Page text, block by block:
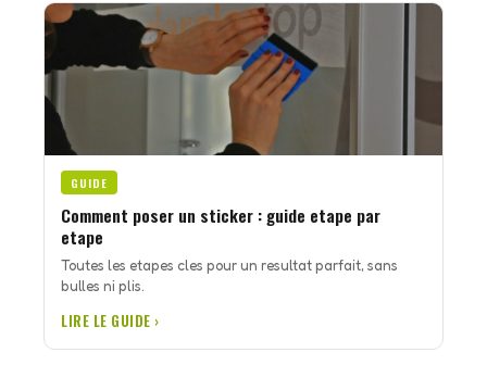
GUIDE
Comment poser un sticker : guide etape par
etape
Toutes les etapes cles pour un resultat parfait, sans
bulles ni plis.
LIRE LE GUIDE ›